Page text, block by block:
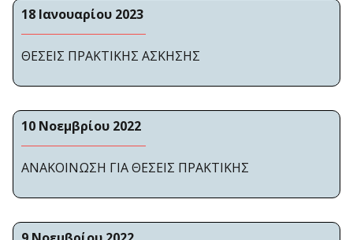
18 Ιανουαρίου 2023
ΘΕΣΕΙΣ ΠΡΑΚΤΙΚΗΣ ΑΣΚΗΣΗΣ
10 Νοεμβρίου 2022
ΑΝΑΚΟΙΝΩΣΗ ΓΙΑ ΘΕΣΕΙΣ ΠΡΑΚΤΙΚΗΣ